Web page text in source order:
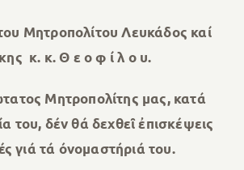
Μητροπολίτου Λευκάδος καί
κ. κ. Θ ε ο φ ί λ ο υ.
Μητροπολίτης μας, κατά
του, δέν θά δεχθεῖ ἐπισκέψεις
γιά τά όνομαστήριά του.